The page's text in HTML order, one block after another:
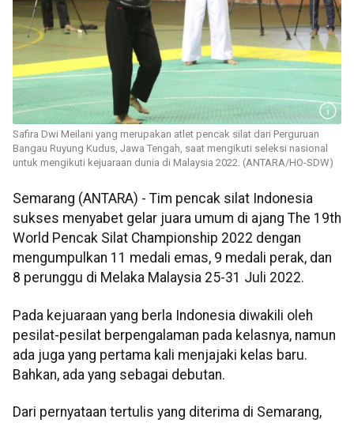
Safira Dwi Meilani yang merupakan atlet pencak silat dari Perguruan
Bangau Ruyung Kudus, Jawa Tengah, saat mengikuti seleksi nasional
untuk mengikuti kejuaraan dunia di Malaysia 2022. (ANTARA/HO-SDW)
Semarang (ANTARA) - Tim pencak silat Indonesia
sukses menyabet gelar juara umum di ajang The 19th
World Pencak Silat Championship 2022 dengan
mengumpulkan 11 medali emas, 9 medali perak, dan
8 perunggu di Melaka Malaysia 25-31 Juli 2022.
Pada kejuaraan yang berla Indonesia diwakili oleh
pesilat-pesilat berpengalaman pada kelasnya, namun
ada juga yang pertama kali menjajaki kelas baru.
Bahkan, ada yang sebagai debutan.
Dari pernyataan tertulis yang diterima di Semarang,